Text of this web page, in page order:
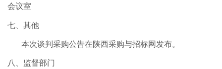
会议室
七、 其他
本次谈判采购公告在陕西采购与招标网发布。
八、 监督部门